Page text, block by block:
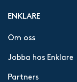
ENKLARE
Om oss
Jobba hos Enklare
Partners